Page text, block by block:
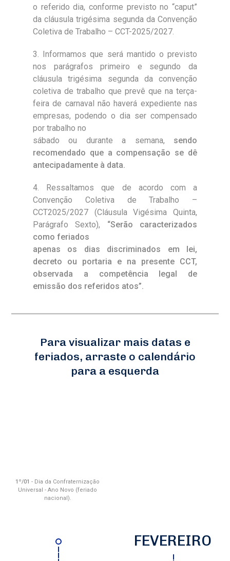
o referido dia, conforme previsto no “caput”
da cláusula trigésima segunda da Convenção
Coletiva de Trabalho – CCT-2025/2027.
3. Informamos que será mantido o previsto
nos parágrafos primeiro e segundo da
cláusula trigésima segunda da convenção
coletiva de trabalho que prevê que na terça-
feira de carnaval não haverá expediente nas
empresas, podendo o dia ser compensado
por trabalho no
sábado ou durante a semana, sendo
recomendado que a compensação se dê
antecipadamente à data.
4. Ressaltamos que de acordo com a
Convenção Coletiva de Trabalho –
CCT2025/2027 (Cláusula Vigésima Quinta,
Parágrafo Sexto), “Serão caracterizados
como feriados
apenas os dias discriminados em lei,
decreto ou portaria e na presente CCT,
observada a competência legal de
emissão dos referidos atos”.
Para visualizar mais datas e
feriados, arraste o calendário
para a esquerda
1º/01 - Dia da Confraternização
Universal - Ano Novo (feriado
nacional).
FEVEREIRO